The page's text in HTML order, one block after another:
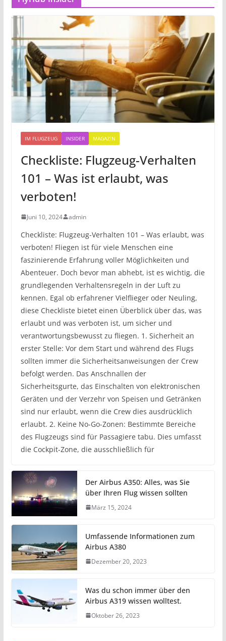
IM FLUGZEUG INSIDER MAGAZIN
Checkliste: Flugzeug-Verhalten
101 – Was ist erlaubt, was
verboten!
Juni 10, 2024 admin
Checkliste: Flugzeug-Verhalten 101 – Was erlaubt, was
verboten! Fliegen ist für viele Menschen eine
faszinierende Erfahrung voller Möglichkeiten und
Abenteuer. Doch bevor man abhebt, ist es wichtig, die
grundlegenden Verhaltensregeln in der Luft zu
kennen. Egal ob erfahrener Vielflieger oder Neuling,
diese Checkliste bietet einen Überblick über das, was
erlaubt und was verboten ist, um sicher und
verantwortungsbewusst zu fliegen. 1. Sicherheit an
erster Stelle: Vor dem Start und während des Flugs
sollten immer die Sicherheitsanweisungen der Crew
befolgt werden. Das Anschnallen der
Sicherheitsgurte, das Einschalten von elektronischen
Geräten und der Verzehr von Speisen und Getränken
sind nur erlaubt, wenn die Crew dies ausdrücklich
erlaubt. 2. Keine No-Go-Zonen: Bestimmte Bereiche
des Flugzeugs sind für Passagiere tabu. Dies umfasst
die Cockpit-Zone, die ausschließlich für
Der Airbus A350: Alles, was Sie
über Ihren Flug wissen sollten
März 15, 2024
Umfassende Informationen zum
Airbus A380
Dezember 20, 2023
Was du schon immer über den
Airbus A319 wissen wolltest.
Oktober 26, 2023